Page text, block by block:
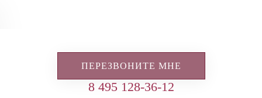
ПЕРЕЗВОНИТЕ МНЕ
8 495 128-36-12